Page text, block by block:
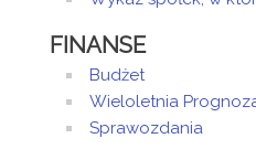
zmieniony.
FINANSE
Budżet
Wieloletnia
Sprawozdania